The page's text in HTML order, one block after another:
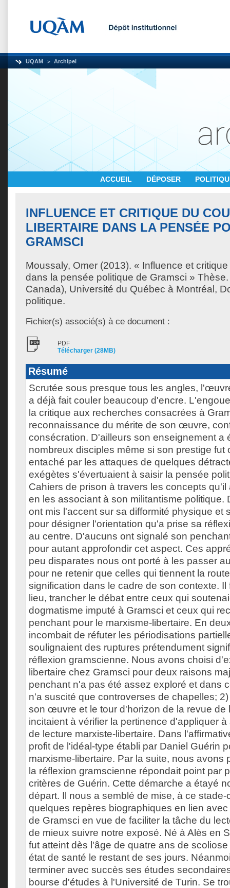
UQAM Archipel
ACCUEIL DÉPOSER
INFLUENCE ET CRITIQUE DU
LIBERTAIRE DANS LA PENSÉE
GRAMSCI
Moussaly, Omer (2013). « Influence et
dans la pensée politique de Gramsci »
Canada), Université du Québec à Montréal,
politique.
Fichier(s) associé(s) à ce document :
PDF
Télécharger (28MB)
Résumé
Scrutée sous presque tous les angles,
a déjà fait couler beaucoup d'encre.
la critique aux recherches consacrées à
reconnaissance du mérite de son œuvre,
consécration. D'ailleurs son enseignement a
nombreux disciples même si son prestige fut
entaché par les attaques de quelques
exégètes s'évertuaient à saisir la pensée
Cahiers de prison à travers les concepts
en les associant à son militantisme politique.
ont mis l'accent sur sa difformité physique et
pour désigner l'orientation qu'a prise sa
au centre. D'aucuns ont signalé son
pour autant approfondir cet aspect. Ces
peu disparates nous ont porté à les passer
pour ne retenir que celles qui tiennent la
signification dans le cadre de son contexte. Il
lieu, trancher le débat entre ceux qui
dogmatisme imputé à Gramsci et ceux qui
penchant pour le marxisme-libertaire. En
incombait de réfuter les périodisations
soulignaient des ruptures prétendument
réflexion gramscienne. Nous avons choisi
libertaire chez Gramsci pour deux raisons
penchant n'a pas été assez exploré et dans
n'a suscité que controverses de chapelles;
son œuvre et le tour d'horizon de la revue de
incitaient à vérifier la pertinence d'appliquer
de lecture marxiste-libertaire. Dans
profit de l'idéal-type établi par Daniel Guérin
marxisme-libertaire. Par la suite, nous avons
la réflexion gramscienne répondait point par
critères de Guérin. Cette démarche a étayé
départ. Il nous a semblé de mise, à ce stade-
quelques repères biographiques en lien
de Gramsci en vue de faciliter la tâche du
de mieux suivre notre exposé. Né à Alès en
fut atteint dès l'âge de quatre ans de
état de santé le restant de ses jours.
terminer avec succès ses études
bourse d'études à l'Université de Turin. Se